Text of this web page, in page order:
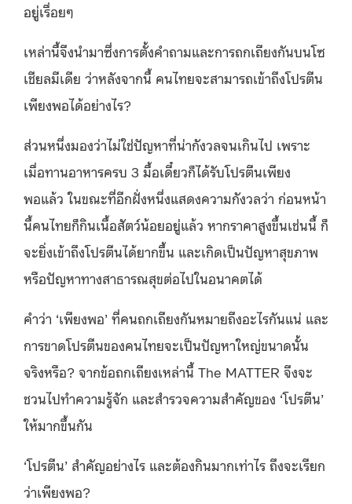
อยู่เรื่อยๆ
เหล่านี้จึงนำมาซึ่งการตั้งคำถามและการถกเถียงกันบนโซ
เชียลมีเดีย ว่าหลังจากนี้ คนไทยจะสามารถเข้าถึงโปรตีน
เพียงพอได้อย่างไร?
ส่วนหนึ่งมองว่าไม่ใช่ปัญหาที่น่ากังวลจนเกินไป เพราะ
เมื่อทานอาหารครบ 3 มื้อเดี๋ยวก็ได้รับโปรตีนเพียง
พอแล้ว ในขณะที่อีกฝั่งหนึ่งแสดงความกังวลว่า ก่อนหน้า
นี้คนไทยก็กินเนื้อสัตว์น้อยอยู่แล้ว หากราคาสูงขึ้นเช่นนี้ ก็
จะยิ่งเข้าถึงโปรตีนได้ยากขึ้น และเกิดเป็นปัญหาสุขภาพ
หรือปัญหาทางสาธารณสุขต่อไปในอนาคตได้
คำว่า ‘เพียงพอ’ ที่คนถกเถียงกันหมายถึงอะไรกันแน่ และ
การขาดโปรตีนของคนไทยจะเป็นปัญหาใหญ่ขนาดนั้น
จริงหรือ? จากข้อถกเถียงเหล่านี้ The MATTER จึงจะ
ชวนไปทำความรู้จัก และสำรวจความสำคัญของ ‘โปรตีน’
ให้มากขึ้นกัน
‘โปรตีน’ สำคัญอย่างไร และต้องกินมากเท่าไร ถึงจะเรียก
ว่าเพียงพอ?